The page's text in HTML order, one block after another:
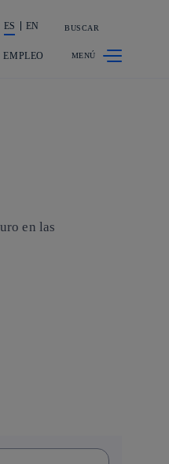
en accionistas e inversores
ES EN BUSCAR
EMPLEO
en las